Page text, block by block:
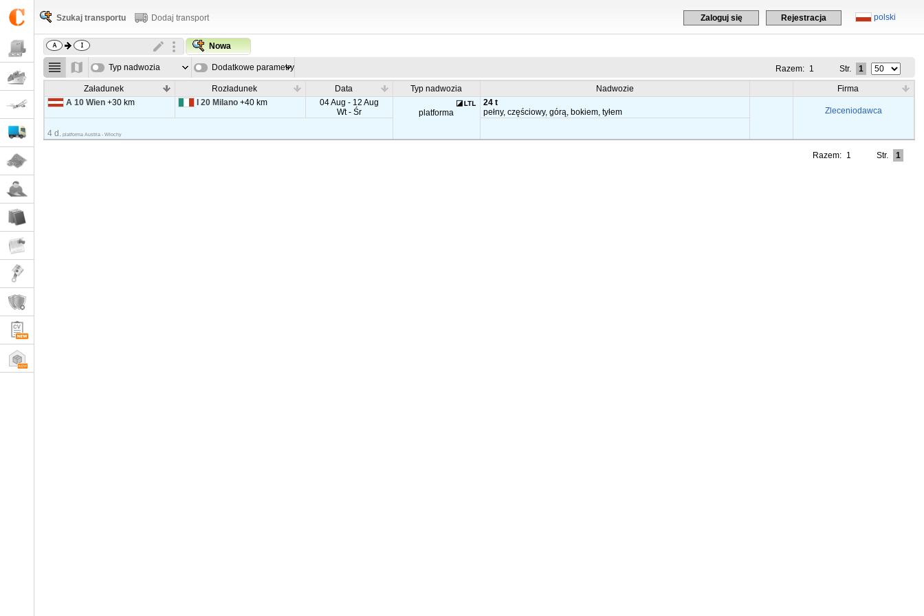
polski
Zaloguj się Rejestracja
Szukaj transportu Dodaj transport
Nowa
Typ nadwozia Dodatkowe parametry Razem: 1 Str. 1
Załadunek Rozładunek Data Typ nadwozia Nadwozie
Firma
A 10 Wien +30 km I 20 Milano +40 km
04 Aug - 12 Aug
Wt - Śr
platforma
24 t
pełny, częściowy, górą, bokiem, tyłem
Zleceniodawca
4 d. platforma Austria - Włochy
Razem: 1 Str. 1